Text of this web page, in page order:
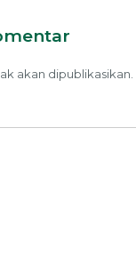
akan dipublikasikan.